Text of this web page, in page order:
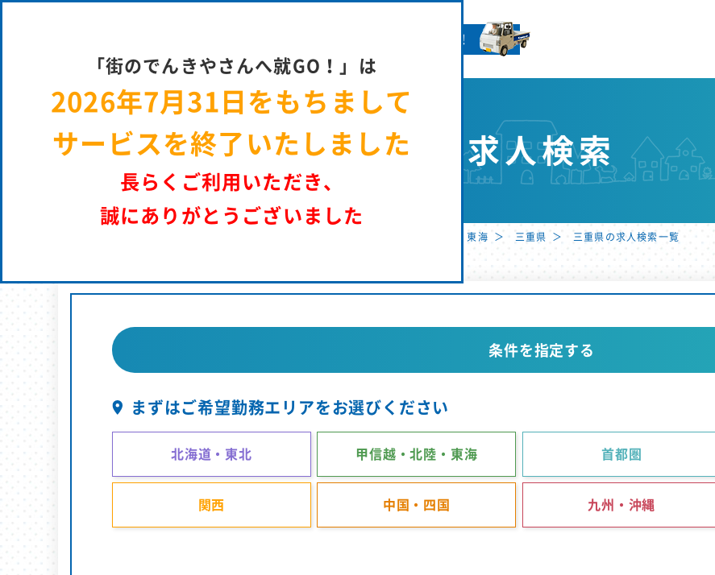
街のでんきやさんへ就GO！
「街のでんきやさんへ就GO！」は
2026年7月31日をもちまして
サービスを終了いたしました
長らくご利用いただき、
誠にありがとうございました
求人検索
東海 三重県 三重県の求人検索一覧
条件を指定する
まずはご希望勤務エリアをお選びください
北海道・東北 甲信越・北陸・東海 首都圏
関西 中国・四国 九州・沖縄